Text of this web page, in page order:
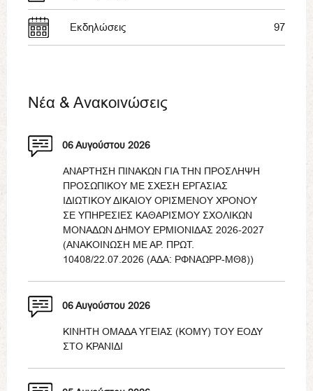
Εκδηλώσεις 97
Νέα & Ανακοινώσεις
06 Αυγούστου 2026
ΑΝΑΡΤΗΣΗ ΠΙΝΑΚΩΝ ΓΙΑ ΤΗΝ ΠΡΟΣΛΗΨΗ
ΠΡΟΣΩΠΙΚΟΥ ΜΕ ΣΧΕΣΗ ΕΡΓΑΣΙΑΣ
ΙΔΙΩΤΙΚΟΥ ΔΙΚΑΙΟΥ ΟΡΙΣΜΕΝΟΥ ΧΡΟΝΟΥ
ΣΕ ΥΠΗΡΕΣΙΕΣ ΚΑΘΑΡΙΣΜΟΥ ΣΧΟΛΙΚΩΝ
ΜΟΝΑΔΩΝ ΔΗΜΟΥ ΕΡΜΙΟΝΙΔΑΣ 2026-2027
(ΑΝΑΚΟΙΝΩΣΗ ΜΕ ΑΡ. ΠΡΩΤ.
10408/22.07.2026 (ΑΔΑ: ΡΦΝΑΩΡΡ-ΜΘ8))
06 Αυγούστου 2026
ΚΙΝΗΤΗ ΟΜΑΔΑ ΥΓΕΙΑΣ (ΚΟΜΥ) ΤΟΥ ΕΟΔΥ
ΣΤΟ ΚΡΑΝΙΔΙ